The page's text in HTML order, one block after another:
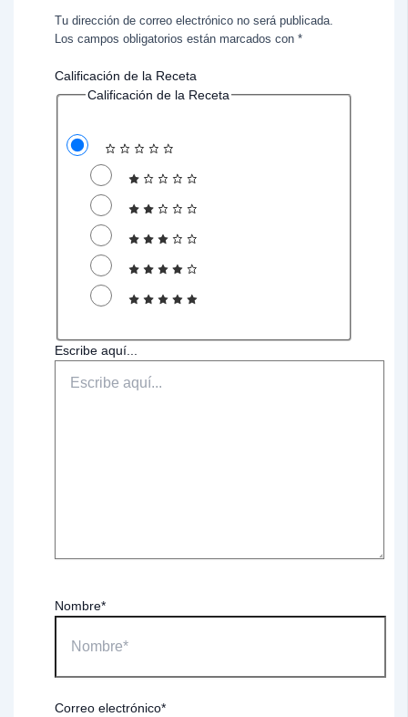
Tu dirección de correo electrónico no será publicada.
Los campos obligatorios están marcados con *
Calificación de la Receta
Calificación de la Receta
Escribe aquí...
Nombre*
Correo electrónico*